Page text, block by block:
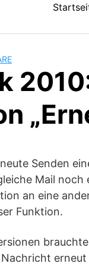
Senden
Mail
an eine
Funktion.